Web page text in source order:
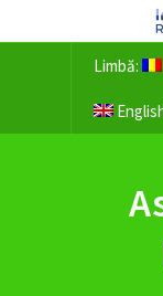
Limbă: